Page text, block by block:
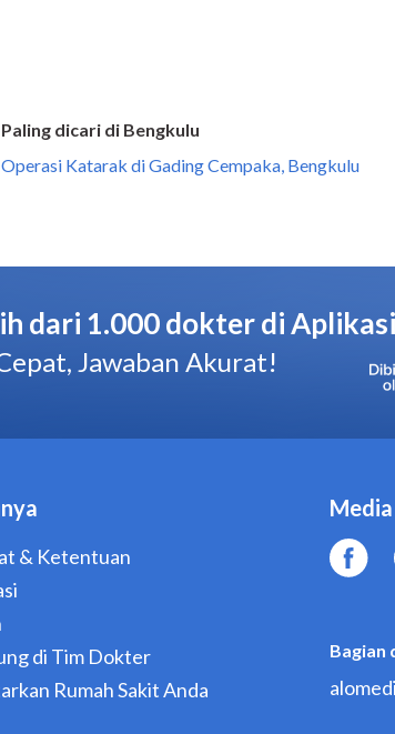
Paling dicari di Bengkulu
Operasi Katarak di Gading Cempaka, Bengkulu